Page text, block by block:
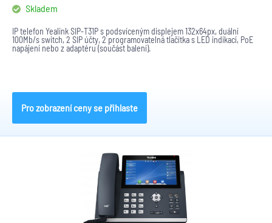
Skladem
IP telefon Yealink SIP-T31P s podsvíceným displejem 132x64px, duální
100Mb/s switch, 2 SIP účty, 2 programovatelná tlačítka s LED indikací, PoE
napájení nebo z adaptéru (součást balení).
Pro zobrazení ceny se přihlaste